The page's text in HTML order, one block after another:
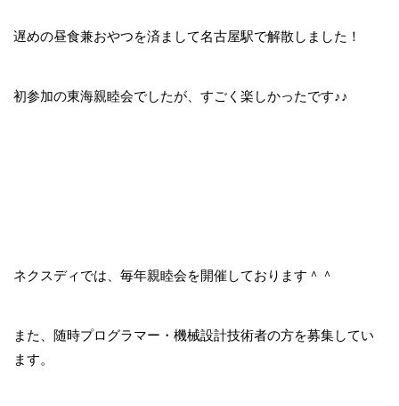
遅めの昼食兼おやつを済まして名古屋駅で解散しました！
初参加の東海親睦会でしたが、すごく楽しかったです♪♪
ネクスディでは、毎年親睦会を開催しております＾＾
また、随時プログラマー・機械設計技術者の方を募集してい
ます。